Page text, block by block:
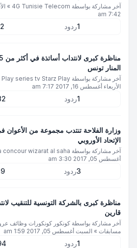
آخر مشاركة بواسطة 4G Tunisie Telecom
»
7:42 am
1ردود
المنار تونس
آخر مشاركة بواسطة series tv Starz Play
الأربعاء أغسطس 16, 2017 7:17 am
1ردود
وزارة الفلاحة تنتدب مجموعة من الأعوان
الإتحاد الأوروبي
آخر مشاركة بواسطة concour wizarat al saha
أغسطس 05, 2017 3:30 am
3ردود
قارين
آخر مشاركة بواسطة كونكور كونكورات وظائف
مسابقات » السبت أغسطس 05, 2017 1:59 am
1ردود